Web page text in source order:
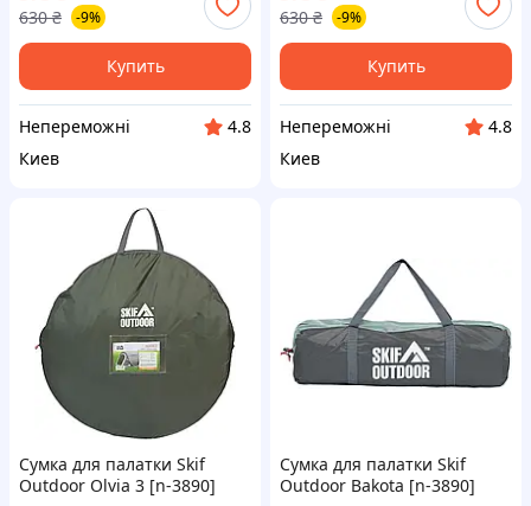
630 ₴ -9%
Купить
Непереможні
4.8
Киев
630 ₴ -9%
Купить
Непереможні
4.8
Киев
Сумка для палатки Skif
Outdoor Olvia 3 [n-3890]
Сумка для палатки Skif
Outdoor Bakota [n-3890]